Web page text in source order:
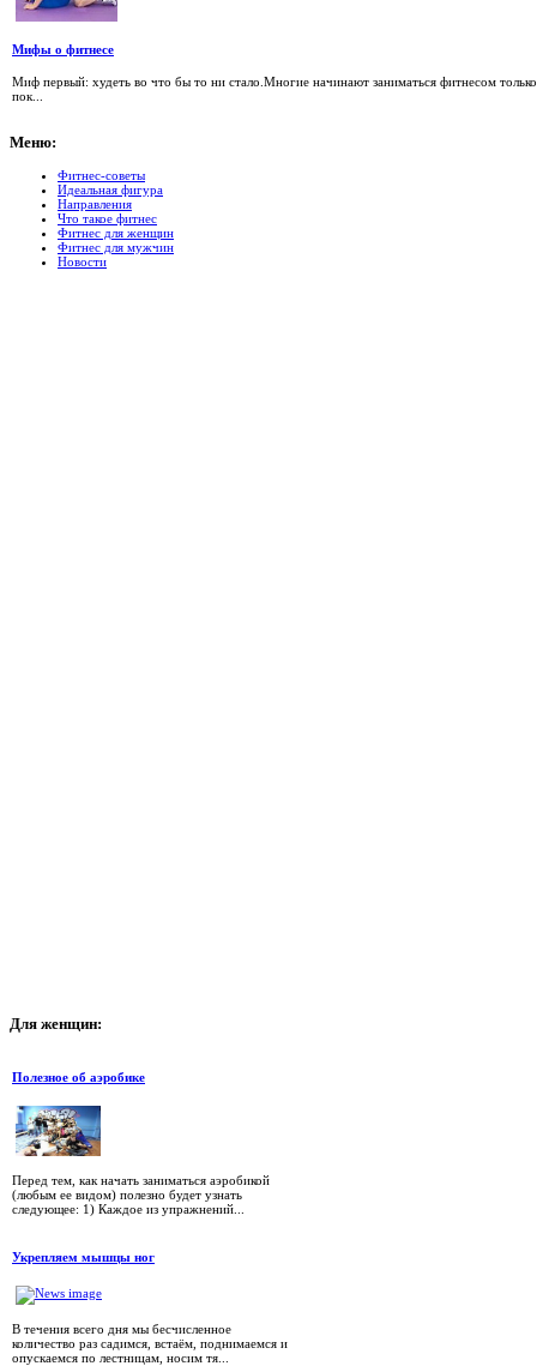
Мифы о фитнесе
Миф первый: худеть во что бы то ни стало.Многие начинают заниматься фитнесом
пок...
Меню:
Фитнес-советы
Идеальная фигура
Направления
Что такое фитнес
Фитнес для женщин
Фитнес для мужчин
Новости
Для женщин:
Полезное об аэробике
Перед тем, как начать заниматься аэробикой
(любым ее видом) полезно будет узнать
следующее: 1) Каждое из упражнений...
Укрепляем мышцы ног
В течения всего дня мы бесчисленное
количество раз садимся, встаём, поднимаемся и
опускаемся по лестницам, носим тя...